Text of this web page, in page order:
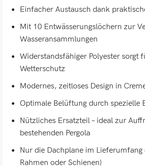
Einfacher Austausch dank
Mit 10 Entwässerungslöchern zur
Wasseransammlungen
Widerstandsfähiger Polyester sorgt
Wetterschutz
Modernes, zeitloses Design in
Optimale Belüftung durch spezielle
Nützliches Ersatzteil – ideal zur
bestehenden Pergola
Nur die Dachplane im Lieferumfang
Rahmen oder Schienen)